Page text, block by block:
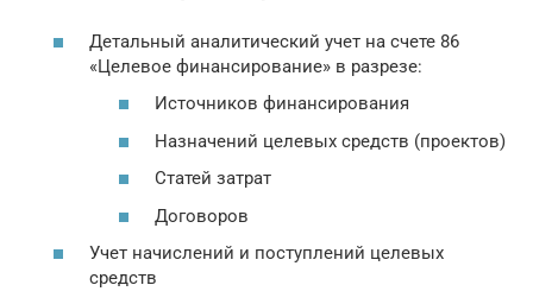
Детальный аналитический учет на счете 86
«Целевое финансирование» в разрезе:
Источников финансирования
Назначений целевых средств (проектов)
Статей затрат
Договоров
Учет начислений и поступлений целевых
средств